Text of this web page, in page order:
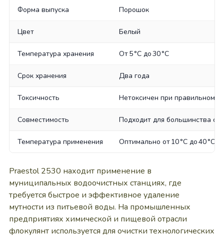
Форма выпуска Порошок
Цвет Белый
Температура хранения От 5 °C до 30 °C
Срок хранения Два года
Токсичность Нетоксичен при правильном
Совместимость Подходит для большинства
Температура применения Оптимально от 10 °C до 40 °C
Praestol 2530 находит применение в
муниципальных водоочистных станциях, где
требуется быстрое и эффективное удаление
мутности из питьевой воды. На промышленных
предприятиях химической и пищевой отрасли
флокулянт используется для очистки технологических